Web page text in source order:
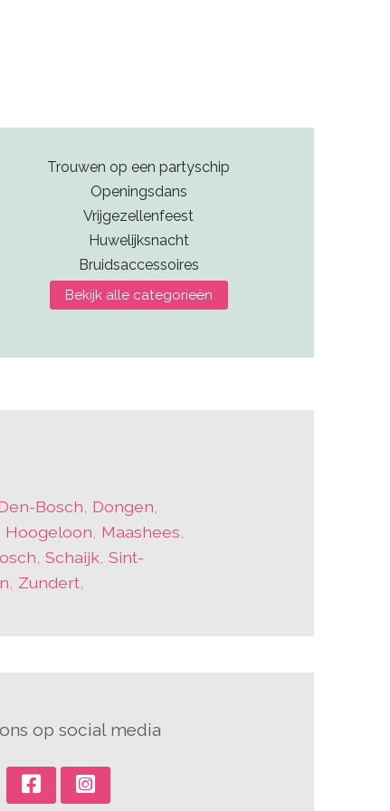
Trouwen op een partyschip
Openingsdans
Vrijgezellenfeest
Huwelijksnacht
Bruidsaccessoires
Bekijk alle categorieën
Bosch Dongen
Hoogeloon Maashees
Schaijk Sint-
Zundert,
op social media